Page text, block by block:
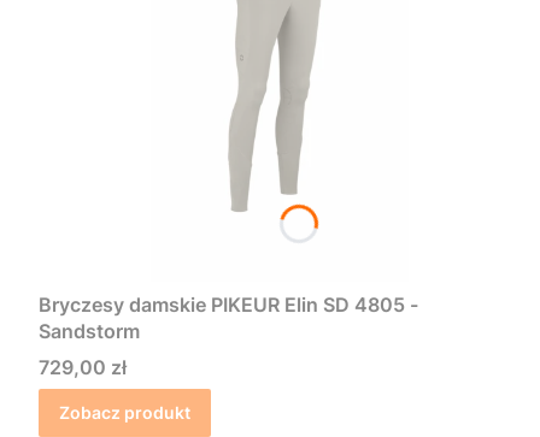
Bryczesy damskie PIKEUR Elin SD 4805 -
Sandstorm
Cena
729,00 zł
Zobacz produkt